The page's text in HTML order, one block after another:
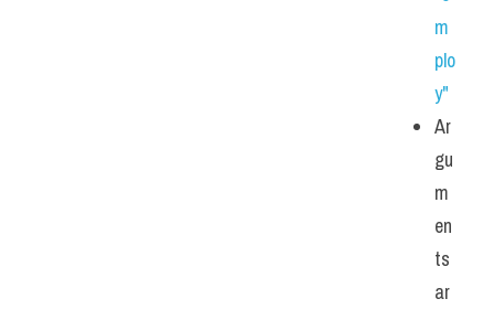
m
plo
y"
Ar
gu
m
en
ts
ar